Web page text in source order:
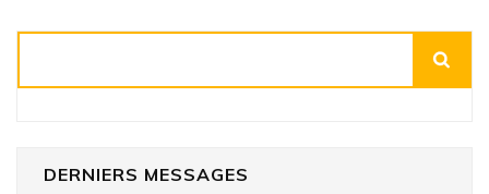
publications
DERNIERS MESSAGES